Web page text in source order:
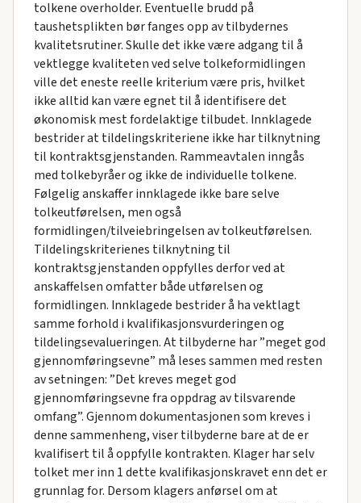
tolkene overholder. Eventuelle brudd på
taushetsplikten bør fanges opp av tilbydernes
kvalitetsrutiner. Skulle det ikke være adgang til å
vektlegge kvaliteten ved selve tolkeformidlingen
ville det eneste reelle kriterium være pris, hvilket
ikke alltid kan være egnet til å identifisere det
økonomisk mest fordelaktige tilbudet. Innklagede
bestrider at tildelingskriteriene ikke har tilknytning
til kontraktsgjenstanden. Rammeavtalen inngås
med tolkebyråer og ikke de individuelle tolkene.
Følgelig anskaffer innklagede ikke bare selve
tolkeutførelsen, men også
formidlingen/tilveiebringelsen av tolkeutførelsen.
Tildelingskriterienes tilknytning til
kontraktsgjenstanden oppfylles derfor ved at
anskaffelsen omfatter både utførelsen og
formidlingen. Innklagede bestrider å ha vektlagt
samme forhold i kvalifikasjonsvurderingen og
tildelingsevalueringen. At tilbyderne har ”meget god
gjennomføringsevne” må leses sammen med resten
av setningen: ”Det kreves meget god
gjennomføringsevne fra oppdrag av tilsvarende
omfang”. Gjennom dokumentasjonen som kreves i
denne sammenheng, viser tilbyderne bare at de er
kvalifisert til å oppfylle kontrakten. Klager har selv
tolket mer inn 1 dette kvalifikasjonskravet enn det er
grunnlag for. Dersom klagers anførsel om at